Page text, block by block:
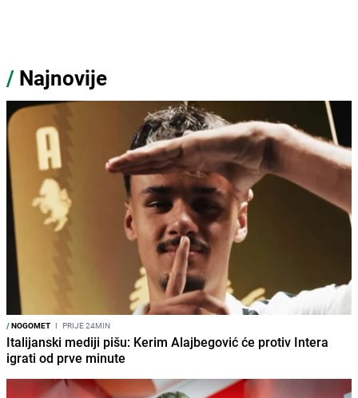
/ Najnovije
/NOGOMET I PRIJE 24MIN
Italijanski mediji pišu: Kerim Alajbegović će protiv Intera
igrati od prve minute